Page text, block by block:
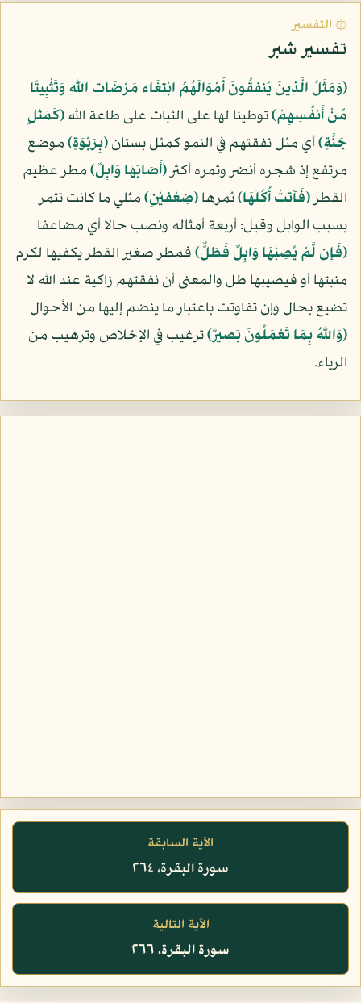
۞ التفسير
تفسير شبر
﴿وَمَثَلُ الَّذِينَ يُنفِقُونَ أَمْوَالَهُمُ ابْتِغَاء مَرْضَاتِ اللّهِ وَتَثْبِيتًا
مِّنْ أَنفُسِهِمْ﴾توطينا لها على الثبات على طاعة الله﴿كَمَثَلِ
جَنَّةٍ﴾أي مثل نفقتهم في النمو كمثل بستان﴿بِرَبْوَةٍ﴾موضع
مرتفع إذ شجره أنضر وثمره أكثر﴿أَصَابَهَا وَابِلٌ﴾مطر عظيم
القطر﴿فَآتَتْ أُكُلَهَا﴾ثمرها﴿ضِعْفَيْنِ﴾مثلي ما كانت تثمر
بسبب الوابل وقيل: أربعة أمثاله ونصب حالا أي مضاعفا
﴿فَإِن لَّمْ يُصِبْهَا وَابِلٌ فَطَلٌّ﴾فمطر صغير القطر يكفيها لكرم
منبتها أو فيصيبها طل والمعنى أن نفقتهم زاكية عند الله لا
تضيع بحال وإن تفاوتت باعتبار ما ينضم إليها من الأحوال
﴿وَاللّهُ بِمَا تَعْمَلُونَ بَصِيرٌ﴾ترغيب في الإخلاص وترهيب من
الرياء.
الآية السابقة
سورة البقرة، ٢٦٤
الآية التالية
سورة البقرة، ٢٦٦